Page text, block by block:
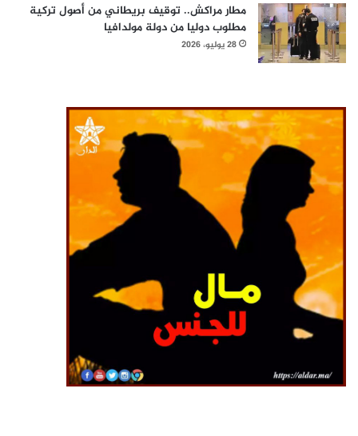
مطار مراكش.. توقيف بريطاني من أصول تركية
مطلوب دوليا من دولة مولدافيا
28 يوليو، 2026